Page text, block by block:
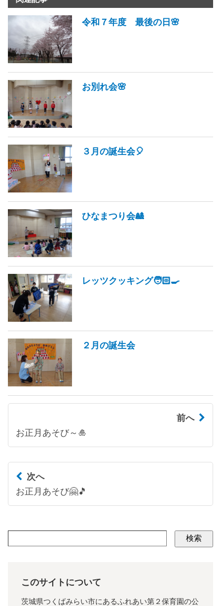
令和７年度 最後の日🌸
お別れ会🌸
３月の誕生会🎈
ひなまつり会🎎
レッツクッキング🧑🏻‍🍳
２月の誕生会
前へ
お正月あそび～🎍
次へ
お正月あそび🤗🎵
検索
このサイトについて
茨城県つくばみらい市にあるふれあい第２保育園の公